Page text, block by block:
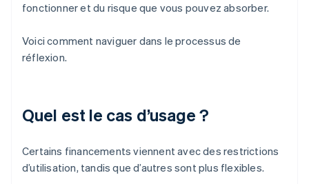
fonctionner et du risque que vous pouvez absorber.
Voici comment naviguer dans le processus de
réflexion.
Quel est le cas d’usage ?
Certains financements viennent avec des restrictions
d’utilisation, tandis que d’autres sont plus flexibles.